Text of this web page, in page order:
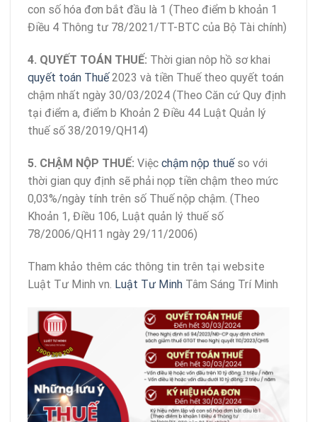
con số hóa đơn bắt đầu là 1 (Theo điểm b khoản 1
Điều 4 Thông tư 78/2021/TT-BTC của Bộ Tài chính)
4. QUYẾT TOÁN THUẾ: Thời gian nôp hồ sơ khai
quyết toán Thuế2023 và tiền Thuế theo quyết toán
chậm nhất ngày 30/03/2024 (Theo Căn cứ Quy định
tại điểm a, điểm b Khoản 2 Điều 44 Luật Quản lý
thuế số 38/2019/QH14)
5. CHẬM NỘP THUẾ: Việc chậm nộp thuếso với
thời gian quy định sẽ phải nọp tiền chậm theo mức
0,03%/ngày tính trên số Thuế nộp chậm. (Theo
Khoản 1, Điều 106, Luật quản lý thuế số
78/2006/QH11 ngày 29/11/2006)
Tham khảo thêm các thông tin trên tại website
Luật Tư Minh vn. Luật Tư Minh Tâm Sáng Trí Minh